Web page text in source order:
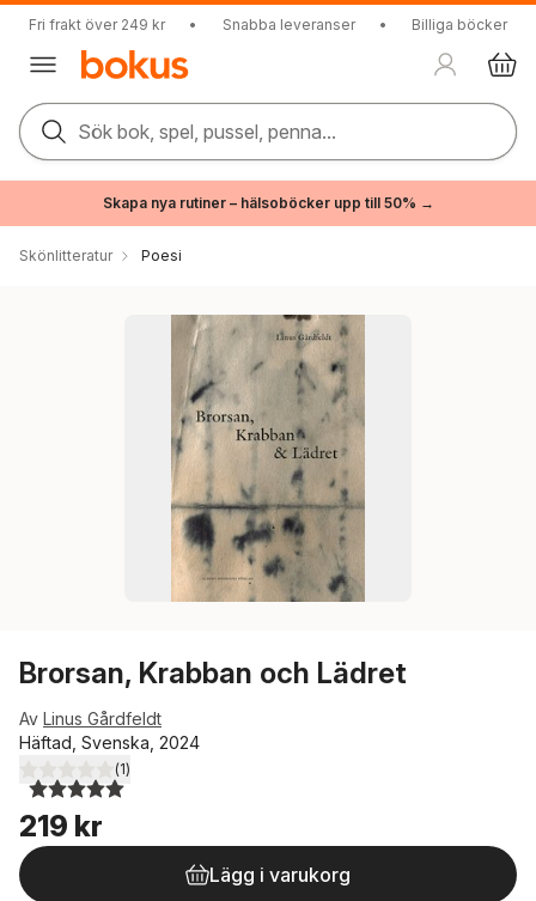
Fri frakt över 249 kr • Snabba leveranser • Billiga böcker
Sök bok, spel, pussel, penna...
Skapa nya rutiner – hälsoböcker upp till 50% →
Skönlitteratur Poesi
Brorsan, Krabban och Lädret
Av Linus Gårdfeldt
Häftad, Svenska, 2024
5,0utav 5 stjärnor. Totalt antal röster:
(1)
219 kr
Lägg i varukorg